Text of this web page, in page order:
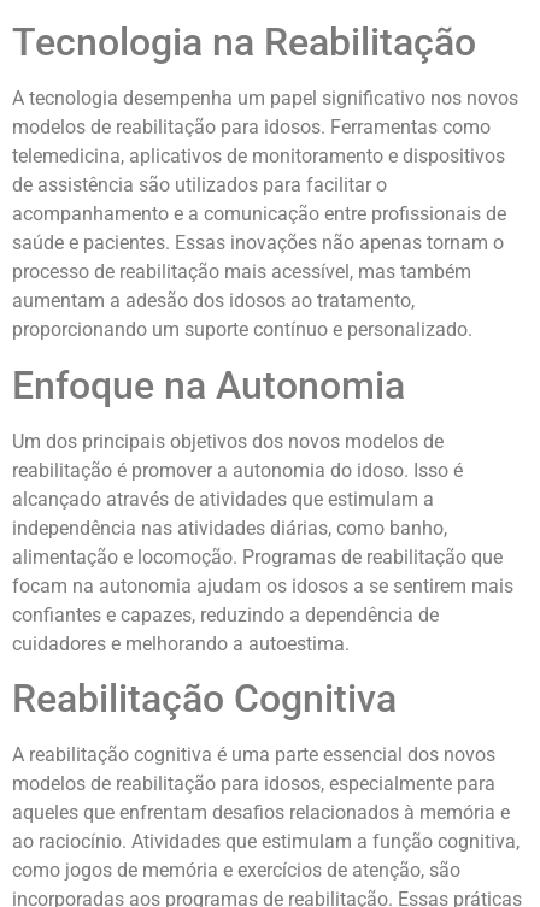
Tecnologia na Reabilitação
A tecnologia desempenha um papel significativo nos novos
modelos de reabilitação para idosos. Ferramentas como
telemedicina, aplicativos de monitoramento e dispositivos
de assistência são utilizados para facilitar o
acompanhamento e a comunicação entre profissionais de
saúde e pacientes. Essas inovações não apenas tornam o
processo de reabilitação mais acessível, mas também
aumentam a adesão dos idosos ao tratamento,
proporcionando um suporte contínuo e personalizado.
Enfoque na Autonomia
Um dos principais objetivos dos novos modelos de
reabilitação é promover a autonomia do idoso. Isso é
alcançado através de atividades que estimulam a
independência nas atividades diárias, como banho,
alimentação e locomoção. Programas de reabilitação que
focam na autonomia ajudam os idosos a se sentirem mais
confiantes e capazes, reduzindo a dependência de
cuidadores e melhorando a autoestima.
Reabilitação Cognitiva
A reabilitação cognitiva é uma parte essencial dos novos
modelos de reabilitação para idosos, especialmente para
aqueles que enfrentam desafios relacionados à memória e
ao raciocínio. Atividades que estimulam a função cognitiva,
como jogos de memória e exercícios de atenção, são
incorporadas aos programas de reabilitação. Essas práticas